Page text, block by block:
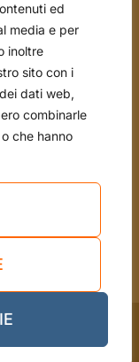
ed
media e per
inoltre
sito con i
dati web,
combinarle
che hanno
Maggiore